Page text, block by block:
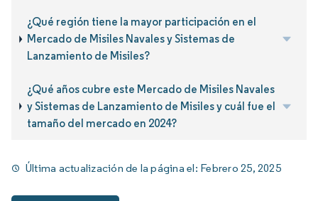
¿Qué región tiene la mayor participación en el
Mercado de Misiles Navales y Sistemas de
Lanzamiento de Misiles?
¿Qué años cubre este Mercado de Misiles Navales
y Sistemas de Lanzamiento de Misiles y cuál fue el
tamaño del mercado en 2024?
Última actualización de la página el: Febrero 25, 2025